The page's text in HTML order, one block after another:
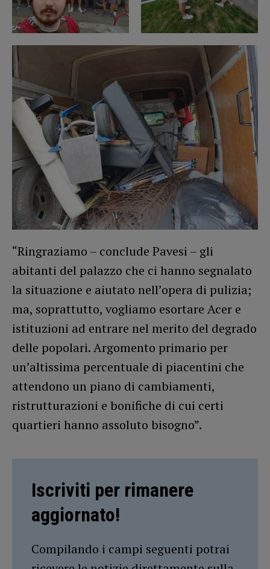
“Ringraziamo – conclude Pavesi – gli
abitanti del palazzo che ci hanno segnalato
la situazione e aiutato nell’opera di pulizia;
ma, soprattutto, vogliamo esortare Acer e
istituzioni ad entrare nel merito del degrado
delle popolari. Argomento primario per
un’altissima percentuale di piacentini che
attendono un piano di cambiamenti,
ristrutturazioni e bonifiche di cui certi
quartieri hanno assoluto bisogno”.
Iscriviti per rimanere
aggiornato!
Compilando i campi seguenti potrai